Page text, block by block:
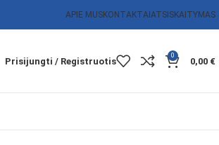
APIE MUSKONTAKTAI ATSISKAITYMAS
Prisijungti / Registruotis
0
0,00 €